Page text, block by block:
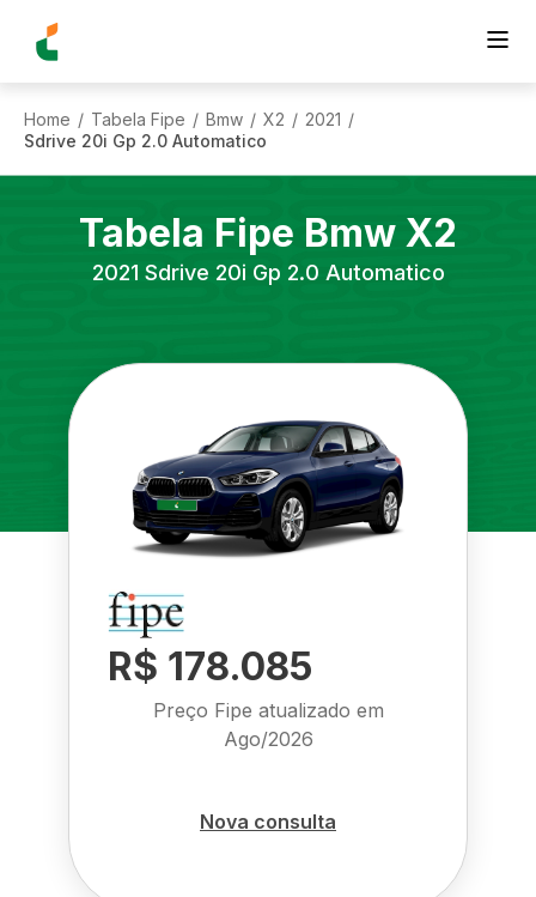
Home / Tabela Fipe / Bmw / X2 / 2021 /
Sdrive 20i Gp 2.0 Automatico
Tabela Fipe Bmw X2
2021 Sdrive 20i Gp 2.0 Automatico
R$ 178.085
Preço Fipe atualizado em
Ago/2026
Nova consulta